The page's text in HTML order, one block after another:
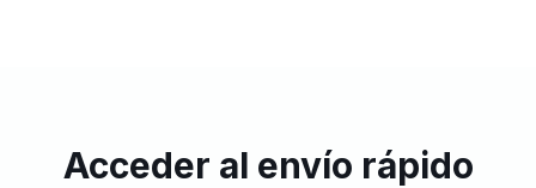
Acceder al envío rápido